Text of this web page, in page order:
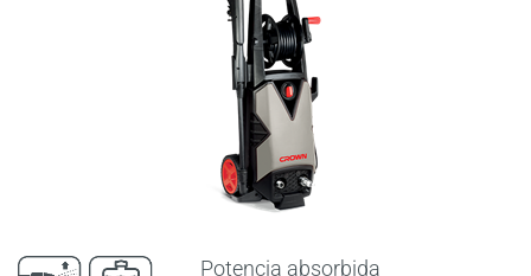
Potencia absorbida